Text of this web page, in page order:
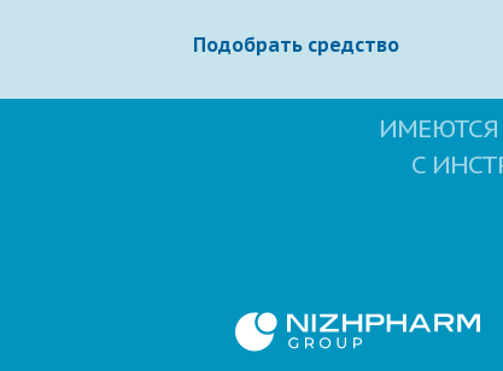
Подобрать средство
ИМЕЮТСЯ
С